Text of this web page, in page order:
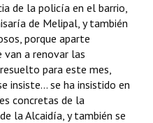
de la policía en el barrio,
de Melipal, y también
porque aparte
van a renovar las
para este mes,
insiste... se ha insistido en
concretas de la
la Alcaidía, y también se